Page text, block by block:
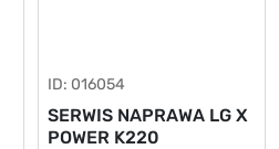
ID: 016054
SERWIS NAPRAWA LG X
POWER K220